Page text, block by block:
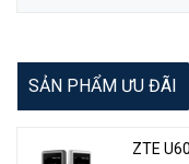
SẢN PHẨM ƯU ĐÃI